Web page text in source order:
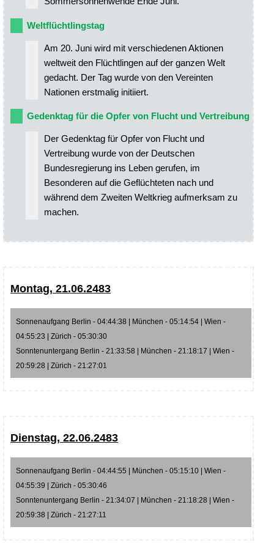
Weltflüchtlingstag
Am 20. Juni wird mit verschiedenen Aktionen
weltweit den Flüchtlingen auf der ganzen Welt
gedacht. Der Tag wurde von den Vereinten
Nationen erstmalig initiiert.
Gedenktag für die Opfer von Flucht und Vertreibung
Der Gedenktag für Opfer von Flucht und
Vertreibung wurde von der Deutschen
Bundesregierung ins Leben gerufen, im
Besonderen auf die Geflüchteten nach und
während dem Zweiten Weltkrieg aufmerksam zu
machen.
Montag, 21.06.2483
Sonnenaufgang Berlin - 04:44:38 | München - 05:14:54 | Wien -
04:55:23 | Zürich - 05:30:30
Sonntenuntergang Berlin - 21:33:58 | München - 21:18:17 | Wien -
20:59:28 | Zürich - 21:27:01
Dienstag, 22.06.2483
Sonnenaufgang Berlin - 04:44:55 | München - 05:15:10 | Wien -
04:55:39 | Zürich - 05:30:46
Sonntenuntergang Berlin - 21:34:07 | München - 21:18:28 | Wien -
20:59:38 | Zürich - 21:27:11